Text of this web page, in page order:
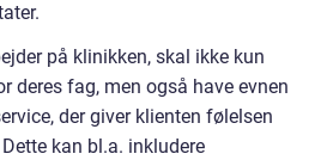
på klinikken, skal ikke kun
deres fag, men også have evnen
der giver klienten følelsen
kan bl.a. inkludere